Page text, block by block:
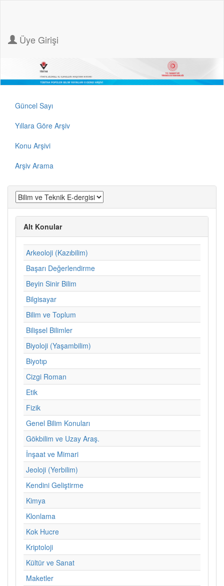
Üye Girişi
Güncel Sayı
Yıllara Göre Arşiv
Konu Arşivi
Arşiv Arama
Alt Konular
Arkeoloji (Kazıbilim)
Başarı Değerlendirme
Beyin Sinir Bilim
Bilgisayar
Bilim ve Toplum
Bilişsel Bilimler
Biyoloji (Yaşambilim)
Biyotıp
Cizgi Roman
Etik
Fizik
Genel Bilim Konuları
Gökbilim ve Uzay Araş.
İnşaat ve Mimari
Jeoloji (Yerbilim)
Kendini Geliştirme
Kimya
Klonlama
Kok Hucre
Kriptoloji
Kültür ve Sanat
Maketler